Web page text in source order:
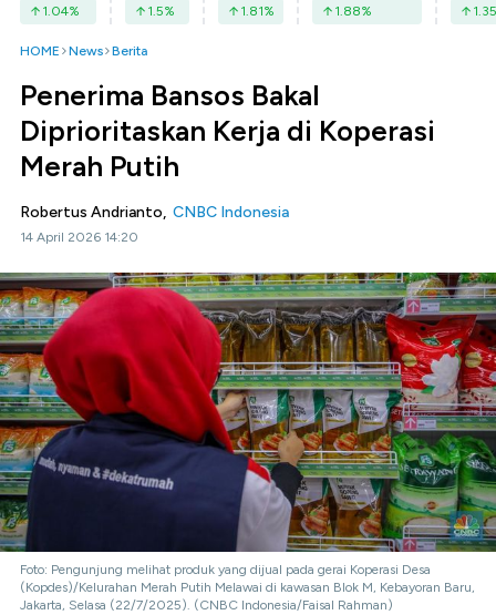
1.04% 1.5% 1.81% 1.88% 1.35
HOME News Berita
Penerima Bansos Bakal
Diprioritaskan Kerja di Koperasi
Merah Putih
Robertus Andrianto, CNBC Indonesia
14 April 2026 14:20
Foto: Pengunjung melihat produk yang dijual pada gerai Koperasi Desa
(Kopdes)/Kelurahan Merah Putih Melawai di kawasan Blok M, Kebayoran Baru,
Jakarta, Selasa (22/7/2025). (CNBC Indonesia/Faisal Rahman)